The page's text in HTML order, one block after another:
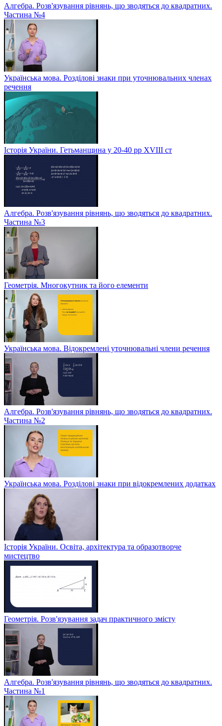
Алгебра. Розв'язування рівнянь, що зводяться до квадратних.
Частина №4
Українська мова. Розділові знаки при уточнювальних членах
речення
Історія України. Гетьманщина у 20-40 рр ХVIIІ ст
Алгебра. Розв'язування рівнянь, що зводяться до квадратних.
Частина №3
Геометрія. Многокутник та його елементи
Українська мова. Відокремлені уточнювальні члени речення
Алгебра. Розв'язування рівнянь, що зводяться до квадратних.
Частина №2
Українська мова. Розділові знаки при відокремлених додатках
Історія України. Освіта, архітектура та образотворче
мистецтво
Геометрія. Розв'язування задач практичного змісту
Алгебра. Розв'язування рівнянь, що зводяться до квадратних.
Частина №1